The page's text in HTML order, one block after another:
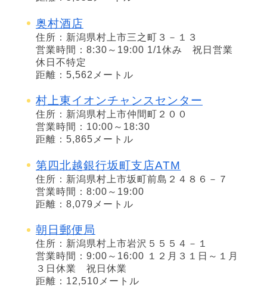
奥村酒店
住所：新潟県村上市三之町３－１３
営業時間：8:30～19:00 1/1休み 祝日営業
休日不特定
距離：5,562メートル
村上東イオンチャンスセンター
住所：新潟県村上市仲間町２００
営業時間：10:00～18:30
距離：5,865メートル
第四北越銀行坂町支店ATM
住所：新潟県村上市坂町前島２４８６－７
営業時間：8:00～19:00
距離：8,079メートル
朝日郵便局
住所：新潟県村上市岩沢５５５４－１
営業時間：9:00～16:00 １２月３１日～１月
３日休業 祝日休業
距離：12,510メートル